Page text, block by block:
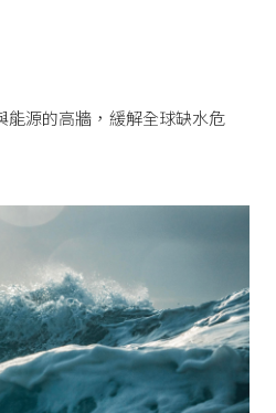
源的高牆，緩解全球缺水危